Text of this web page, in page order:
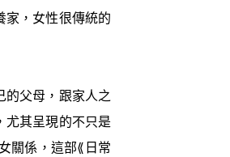
家，女性很傳統的
的父母，跟家人之
尤其呈現的不只是
關係，這部⟪日常